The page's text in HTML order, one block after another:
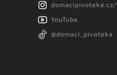
domacipivoteka.cz/
YouTube
@domaci_pivoteka